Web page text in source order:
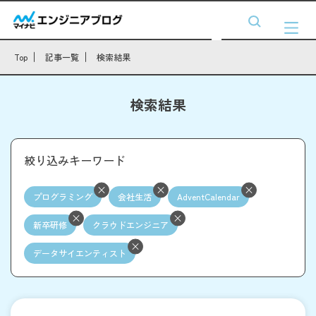
Top 記事一覧 検索結果
検索結果
絞り込みキーワード
プログラミング 会社生活 AdventCalendar
新卒研修 クラウドエンジニア
データサイエンティスト